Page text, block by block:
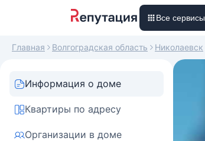
Все сервисы
Главная Волгоградская область Николаевск
Информация о доме
Квартиры по адресу
Организации в доме